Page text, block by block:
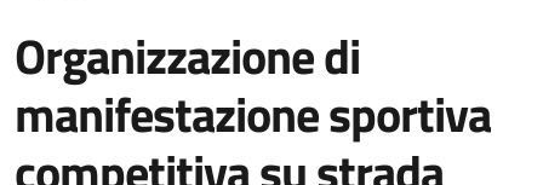
Organizzazione di
manifestazione sportiva